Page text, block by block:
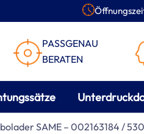
PASSGENAU
BERATEN
SAME – 002163184 /